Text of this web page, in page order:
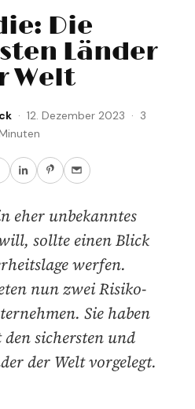
Die
Länder
Welt
· 12. Dezember 2023 · 3
eher unbekanntes
sollte einen Blick
werfen.
nun zwei Risiko-
Sie haben
sichersten und
der Welt vorgelegt.